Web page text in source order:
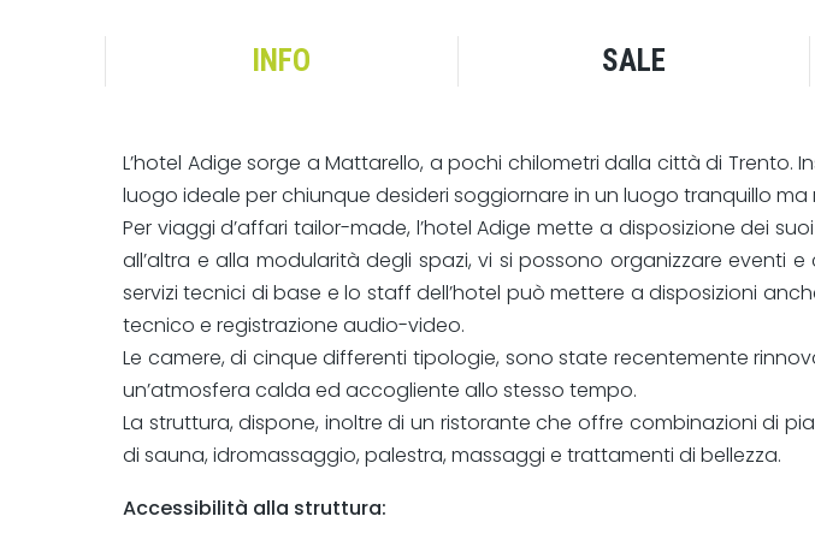
INFO SALE
L’hotel Adige sorge a Mattarello, a pochi chilometri dalla città di Trento.
luogo ideale per chiunque desideri soggiornare in un luogo tranquillo
Per viaggi d’affari tailor-made, l’hotel Adige mette a disposizione dei
all’altra e alla modularità degli spazi, vi si possono organizzare eventi
servizi tecnici di base e lo staff dell’hotel può mettere a disposizioni
tecnico e registrazione audio-video.
Le camere, di cinque differenti tipologie, sono state recentemente
un’atmosfera calda ed accogliente allo stesso tempo.
La struttura, dispone, inoltre di un ristorante che offre combinazioni di
di sauna, idromassaggio, palestra, massaggi e trattamenti di bellezza.
Accessibilità alla struttura: